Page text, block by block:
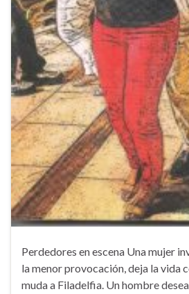
Perdedores en escena Una mujer
la menor provocación, deja la vida
muda a Filadelfia. Un hombre